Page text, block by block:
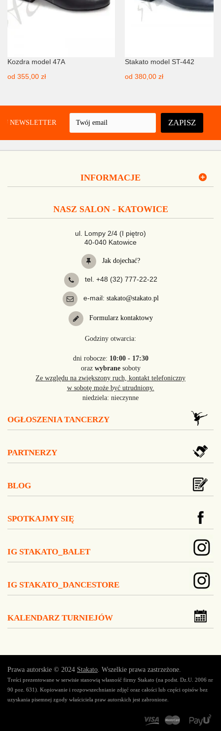
Kozdra model 47A
od 355,00 zł
Stakato model ST-442
od 380,00 zł
NEWSLETTER ZAPISZ
INFORMACJE
NASZ SALON - KATOWICE
ul. Lompy 2/4 (I piętro)
40-040 Katowice
Jak dojechać?
tel. +48 (32) 777-22-22
e-mail: stakato@stakato.pl
Formularz kontaktowy
Godziny otwarcia:
dni robocze: 10:00 - 17:30
oraz wybranesoboty
Ze względu na zwiększony ruch, kontakt telefoniczny
w sobotę może być utrudniony.
niedziela: nieczynne
OGŁOSZENIA TANCERZY
PARTNERZY
BLOG
SPOTKAJMY SIĘ
IG STAKATO_BALET
IG STAKATO_DANCESTORE
KALENDARZ TURNIEJÓW
Prawa autorskie © 2024 Stakato. Wszelkie prawa zastrzeżone.
Treści prezentowane w serwisie stanowią własność firmy Stakato (na podst. Dz.U. 2006 nr
90 poz. 631). Kopiowanie i rozpowszechnianie zdjęć oraz całości lub części opisów bez
uzyskania pisemnej zgody właściciela praw autorskich jest zabronione.